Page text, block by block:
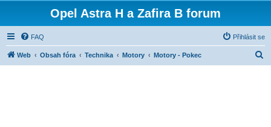
Opel Astra H a Zafira B forum
FAQ Přihlásit se
Web Obsah fóra Technika Motory Motory - Pokec